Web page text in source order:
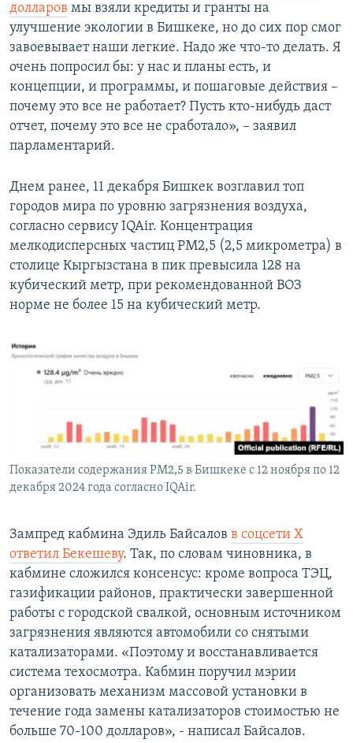
долларов мы взяли кредиты и гранты на
улучшение экологии в Бишкеке, но до сих пор смог
завоевывает наши легкие. Надо же что-то делать. Я
очень попросил бы: у нас и планы есть, и
концепции, и программы, и пошаговые действия –
почему это все не работает? Пусть кто-нибудь даст
отчет, почему это все не сработало», – заявил
парламентарий.
Днем ранее, 11 декабря Бишкек возглавил топ
городов мира по уровню загрязнения воздуха,
согласно сервису IQAir. Концентрация
мелкодисперсных частиц PM2,5 (2,5 микрометра) в
столице Кыргызстана в пик превысила 128 на
кубический метр, при рекомендованной ВОЗ
норме не более 15 на кубический метр.
Показатели содержания PM2,5 в Бишкеке с 12 ноября по 12
декабря 2024 года согласно IQAir.
Зампред кабмина Эдиль Байсалов в соцсети Х
ответил Бекешеву. Так, по словам чиновника, в
кабмине сложился консенсус: кроме вопроса ТЭЦ,
газификации районов, практически завершенной
работы с городской свалкой, основным источником
загрязнения являются автомобили со снятыми
катализаторами. «Поэтому и восстанавливается
система техосмотра. Кабмин поручил мэрии
организовать механизм массовой установки в
течение года замены катализаторов стоимостью не
больше 70-100 долларов», - написал Байсалов.